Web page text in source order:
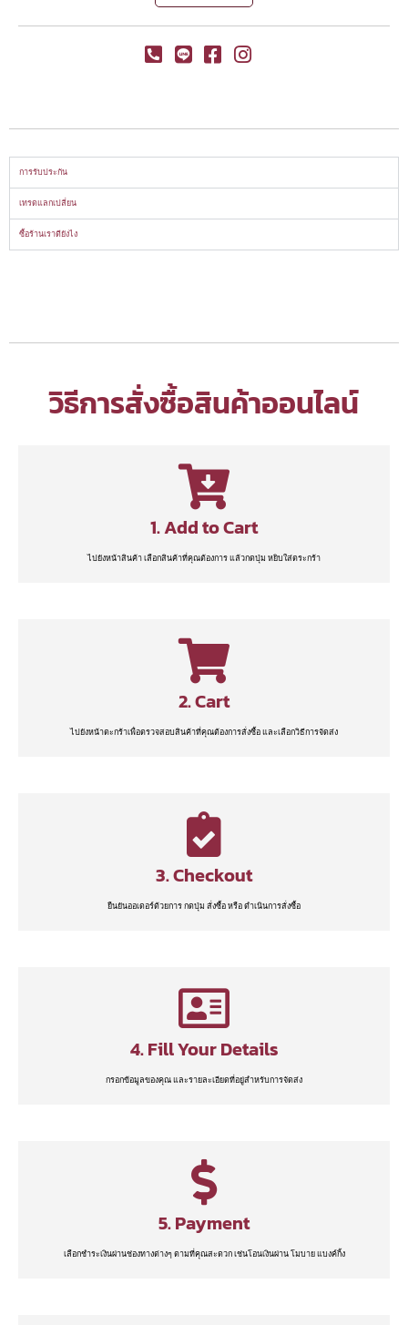
การรับประกัน
เทรดแลกเปลี่ยน
ซื้อร้านเราดียังไง
วิธีการสั่งซื้อสินค้าออนไลน์
1. Add to Cart
ไปยังหน้าสินค้า เลือกสินค้าที่คุณต้องการ แล้วกดปุ่ม หยิบใส่ตระกร้า
2. Cart
ไปยังหน้าตะกร้าเพื่อตรวจสอบสินค้าที่คุณต้องการสั่งซื้อ และเลือกวิธีการจัดส่ง
3. Checkout
ยืนยันออเดอร์ด้วยการ กดปุ่ม สั่งซื้อ หรือ ดำเนินการสั่งซื้อ
4. Fill Your Details
กรอกข้อมูลของคุณ และรายละเอียดที่อยู่สำหรับการจัดส่ง
5. Payment
เลือกชำระเงินผ่านช่องทางต่างๆ ตามที่คุณสะดวก เช่นโอนเงินผ่าน โมบาย แบงค์กิ้ง